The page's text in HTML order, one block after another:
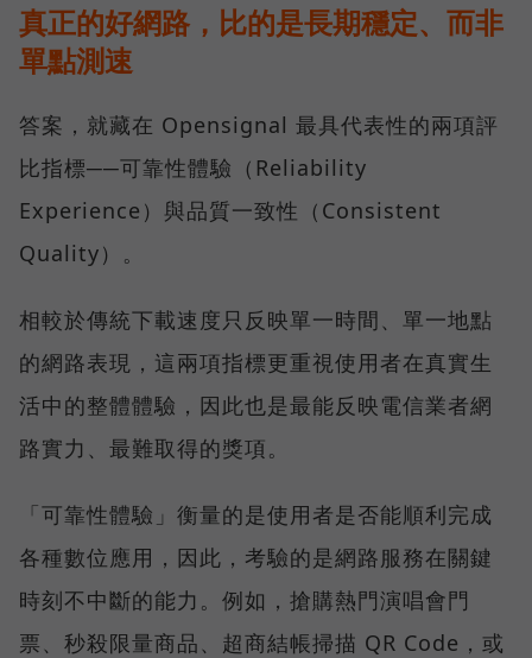
真正的好網路，比的是長期穩定、而非
單點測速
答案，就藏在 Opensignal 最具代表性的兩項評
比指標──可靠性體驗（Reliability
Experience）與品質一致性（Consistent
Quality）。
相較於傳統下載速度只反映單一時間、單一地點
的網路表現，這兩項指標更重視使用者在真實生
活中的整體體驗，因此也是最能反映電信業者網
路實力、最難取得的獎項。
「可靠性體驗」衡量的是使用者是否能順利完成
各種數位應用，因此，考驗的是網路服務在關鍵
時刻不中斷的能力。例如，搶購熱門演唱會門
票、秒殺限量商品、超商結帳掃描 QR Code，或